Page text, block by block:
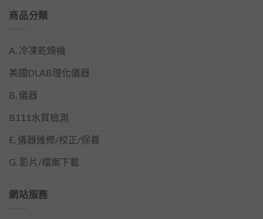
商品分類
A. 冷凍乾燥機
美國DLAB理化儀器
B. 儀器
B111水質檢測
E. 儀器維修/校正/保養
G. 影片/檔案下載
網站服務